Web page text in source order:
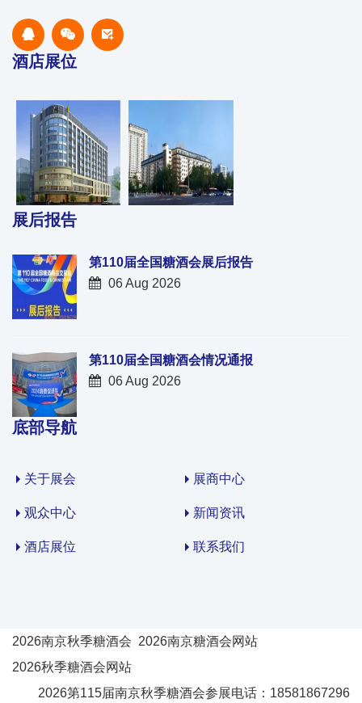
酒店展位
展后报告
第110届全国糖酒会展后报告
06 Aug 2026
第110届全国糖酒会情况通报
06 Aug 2026
底部导航
关于展会 展商中心
观众中心 新闻资讯
酒店展位 联系我们
2026南京秋季糖酒会 2026南京糖酒会网站
2026秋季糖酒会网站
2026第115届南京秋季糖酒会参展电话：18581867296